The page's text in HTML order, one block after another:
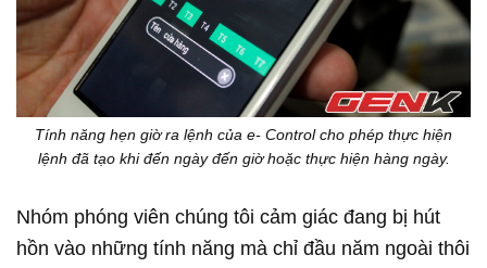
Tính năng hẹn giờ ra lệnh của e- Control cho phép thực hiện
lệnh đã tạo khi đến ngày đến giờ hoặc thực hiện hàng ngày.
Nhóm phóng viên chúng tôi cảm giác đang bị hút
hồn vào những tính năng mà chỉ đầu năm ngoài thôi